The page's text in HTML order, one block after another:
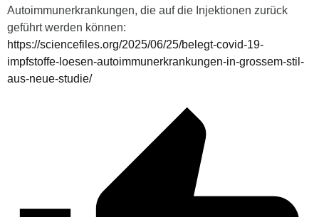
Autoimmunerkrankungen, die auf die Injektionen zurück
geführt werden können:
https://sciencefiles.org/2025/06/25/belegt-covid-19-
impfstoffe-loesen-autoimmunerkrankungen-in-grossem-stil-
aus-neue-studie/